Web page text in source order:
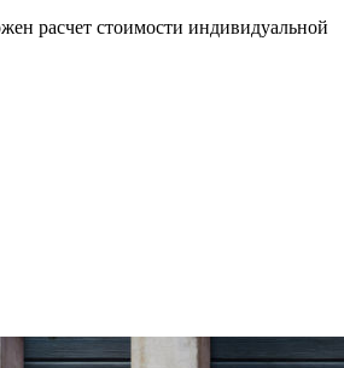
расчет стоимости индивидуальной